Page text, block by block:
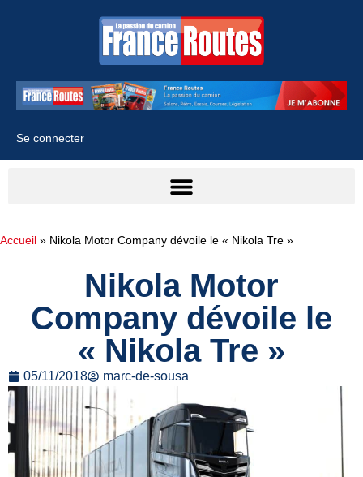
Se connecter
Accueil » Nikola Motor Company dévoile le « Nikola Tre »
Nikola Motor
Company dévoile le
« Nikola Tre »
05/11/2018 marc-de-sousa